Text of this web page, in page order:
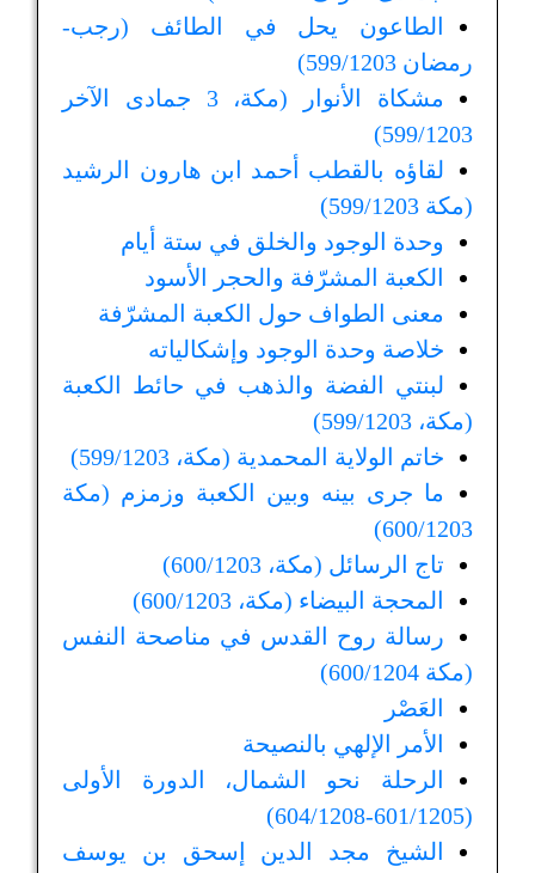
الطاعون يحل في الطائف (رجب-
رمضان 599/1203)
مشكاة الأنوار (مكة، 3 جمادى الآخر
599/1203)
لقاؤه بالقطب أحمد ابن هارون الرشيد
(مكة 599/1203)
وحدة الوجود والخلق في ستة أيام
الكعبة المشرّفة والحجر الأسود
معنى الطواف حول الكعبة المشرّفة
خلاصة وحدة الوجود وإشكالياته
لبنتي الفضة والذهب في حائط الكعبة
(مكة، 599/1203)
خاتم الولاية المحمدية (مكة، 599/1203)
ما جرى بينه وبين الكعبة وزمزم (مكة
600/1203)
تاج الرسائل (مكة، 600/1203)
المحجة البيضاء (مكة، 600/1203)
رسالة روح القدس في مناصحة النفس
(مكة 600/1204)
العَصْر
الأمر الإلهي بالنصيحة
الرحلة نحو الشمال، الدورة الأولى
(601/1205-604/1208)
الشيخ مجد الدين إسحق بن يوسف